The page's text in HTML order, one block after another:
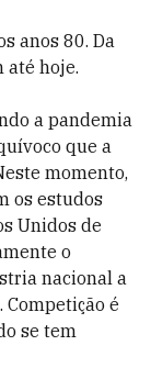
anos 80. Da
até hoje.
a pandemia
que a
momento,
os estudos
Unidos de
o
nacional a
é
se tem